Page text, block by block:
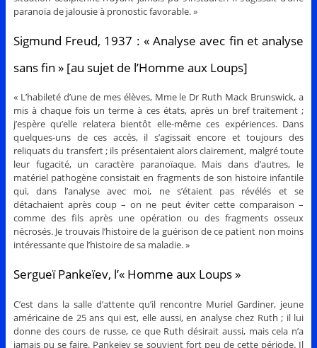
paranoïa de jalousie à pronostic favorable. »
Sigmund Freud, 1937 : « Analyse avec fin et analyse
sans fin » [au sujet de l’Homme aux Loups]
« L’habileté d’une de mes élèves, Mme le Dr Ruth Mack Brunswick, a
mis à chaque fois un terme à ces états, après un bref traitement ;
j’espère qu’elle relatera bientôt elle-même ces expériences. Dans
quelques-uns de ces accès, il s’agissait encore et toujours des
reliquats du transfert ; ils présentaient alors clairement, malgré toute
leur fugacité, un caractère paranoïaque. Mais dans d’autres, le
matériel pathogène consistait en fragments de son histoire infantile
qui, dans l’analyse avec moi, ne s’étaient pas révélés et se
détachaient après coup – on ne peut éviter cette comparaison –
comme des fils après une opération ou des fragments osseux
nécrosés. Je trouvais l’histoire de la guérison de ce patient non moins
intéressante que l’histoire de sa maladie. »
Sergueï Pankeïev, l’« Homme aux Loups »
C’est dans la salle d’attente qu’il rencontre Muriel Gardiner, jeune
américaine de 25 ans qui est, elle aussi, en analyse chez Ruth ; il lui
donne des cours de russe, ce que Ruth désirait aussi, mais cela n’a
jamais pu se faire. Pankeïev se souvient fort peu de cette période. Il